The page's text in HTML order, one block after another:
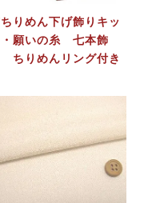
りめん下げ飾りキッ
・願いの糸 七本飾
ちりめんリング付き